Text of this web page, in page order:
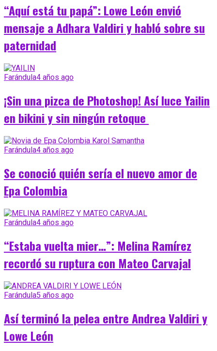
“Aquí está tu papá”: Lowe León envió
mensaje a Adhara Valdiri y habló sobre su
paternidad
Farándula4 años ago
¡Sin una pizca de Photoshop! Así luce Yailin
en bikini y sin ningún retoque
Farándula4 años ago
Se conoció quién sería el nuevo amor de
Epa Colombia
Farándula4 años ago
“Estaba vuelta mier…”: Melina Ramírez
recordó su ruptura con Mateo Carvajal
Farándula5 años ago
Así terminó la pelea entre Andrea Valdiri y
Lowe León